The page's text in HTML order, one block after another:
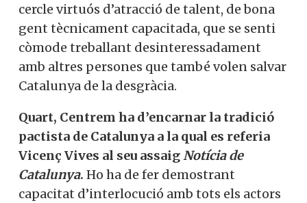
cercle virtuós d’atracció de talent, de bona
gent tècnicament capacitada, que se senti
còmode treballant desinteressadament
amb altres persones que també volen salvar
Catalunya de la desgràcia.
Quart, Centrem ha d’encarnar la tradició
pactista de Catalunya a la qual es referia
Vicenç Vives al seu assaig Notícia de
Catalunya. Ho ha de fer demostrant
capacitat d’interlocució amb tots els actors